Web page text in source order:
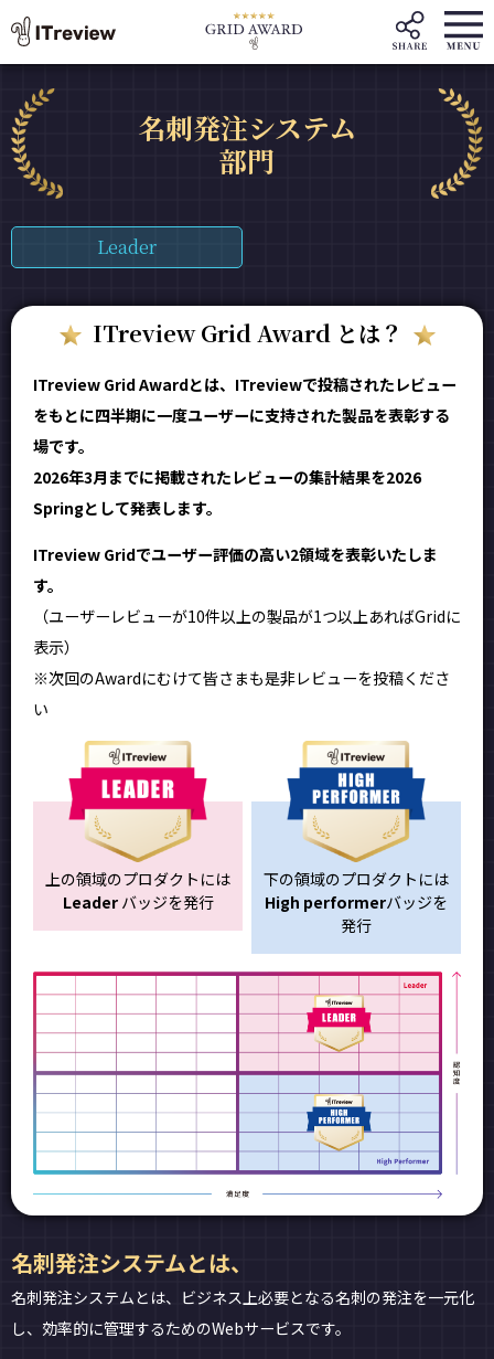
名刺発注システム
部門
Leader
ITreview Grid Award とは？
ITreview Grid Awardとは、ITreviewで投稿されたレビュー
をもとに四半期に一度ユーザーに支持された製品を表彰する
場です。
2026年3月までに掲載されたレビューの集計結果を2026
Springとして発表します。
ITreview Gridでユーザー評価の高い2領域を表彰いたしま
す。
（ユーザーレビューが10件以上の製品が1つ以上あればGridに
表示）
※次回のAwardにむけて皆さまも是非レビューを投稿くださ
い
上の領域のプロダクトには
Leaderバッジを発行
下の領域のプロダクトには
High performerバッジを
発行
名刺発注システムとは、
名刺発注システムとは、ビジネス上必要となる名刺の発注を一元化
し、効率的に管理するためのWebサービスです。